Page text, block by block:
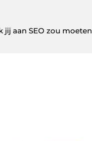
jij aan SEO zou